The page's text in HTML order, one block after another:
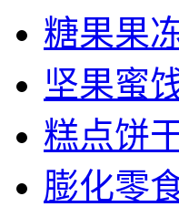
糖果果
坚果蜜
糕点饼
膨化零